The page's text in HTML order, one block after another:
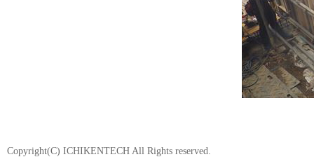
Copyright(C) ICHIKENTECH All Rights reserved.